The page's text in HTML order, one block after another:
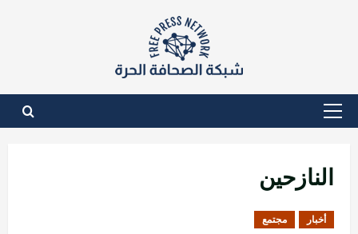
القائمة
النازحين
أخبار مجتمع